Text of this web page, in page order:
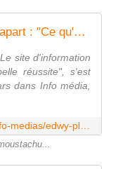
Edwy Plenel, cofondateur de Médiapart : "Ce qu'on a montré en 10 ans, c'est que notre site est utile"
site d'information
réussite", s'est
dans Info média,